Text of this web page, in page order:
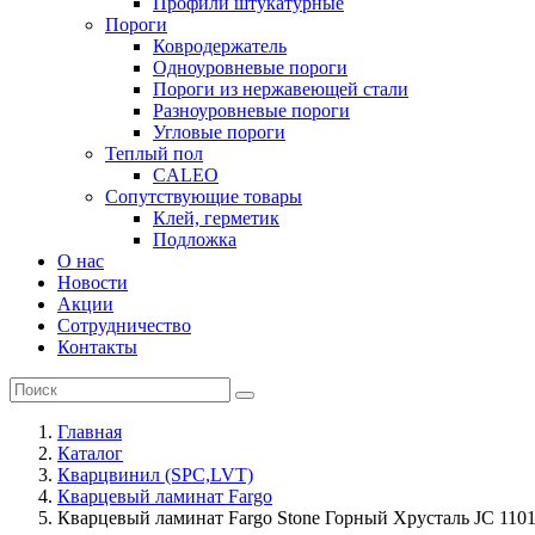
Пороги
Ковродержатель
Одноуровневые пороги
Пороги из нержавеющей стали
Разноуровневые пороги
Угловые пороги
Теплый пол
CALEO
Сопутствующие товары
Клей, герметик
Подложка
О нас
Новости
Акции
Сотрудничество
Контакты
Главная
Каталог
Кварцвинил (SPC,LVT)
Кварцевый ламинат Fargo
Кварцевый ламинат Fargo Stone Горный Хрусталь JC